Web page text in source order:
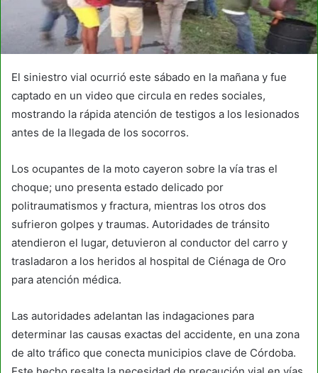
El siniestro vial ocurrió este sábado en la mañana y fue
captado en un video que circula en redes sociales,
mostrando la rápida atención de testigos a los lesionados
antes de la llegada de los socorros.​
Los ocupantes de la moto cayeron sobre la vía tras el
choque; uno presenta estado delicado por
politraumatismos y fractura, mientras los otros dos
sufrieron golpes y traumas. Autoridades de tránsito
atendieron el lugar, detuvieron al conductor del carro y
trasladaron a los heridos al hospital de Ciénaga de Oro
para atención médica.​
Las autoridades adelantan las indagaciones para
determinar las causas exactas del accidente, en una zona
de alto tráfico que conecta municipios clave de Córdoba.